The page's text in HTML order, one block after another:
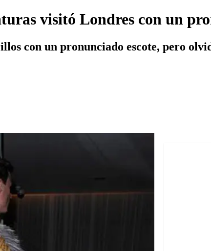
visitó Londres con un
con un pronunciado escote, pero